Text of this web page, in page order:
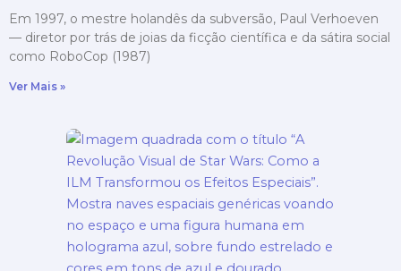
Em 1997, o mestre holandês da subversão, Paul Verhoeven
— diretor por trás de joias da ficção científica e da sátira social
como RoboCop (1987)
Ver Mais »